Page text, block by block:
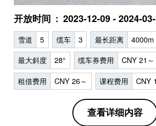
开放时间 2023-12-09 - 2024-
雪道 5 缆车 3 最长距离 4000m
最大斜度 28° 缆车券费用 CNY 21～
租借费用 CNY 26～ 课程费用 CNY
查看详细内容